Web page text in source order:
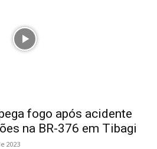
fogo após acidente
na BR-376 em Tibagi
2023